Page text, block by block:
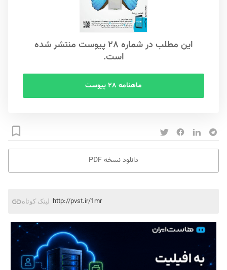
این مطلب در شماره ۲۸ پیوست منتشر شده
است.
ماهنامه ۲۸ پیوست
دانلود نسخه PDF
لینک کوتاه http://pvst.ir/1mr